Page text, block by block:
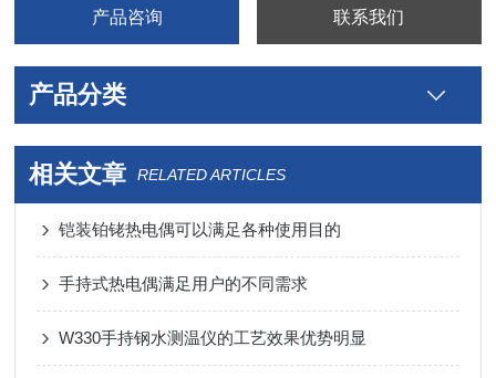
产品咨询 联系我们
产品分类
相关文章 RELATED ARTICLES
铠装铂铑热电偶可以满足各种使用目的
手持式热电偶满足用户的不同需求
W330手持钢水测温仪的工艺效果优势明显